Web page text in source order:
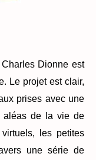
Dionne est
Le projet est clair,
prises avec une
de la vie de
les petites
une série de